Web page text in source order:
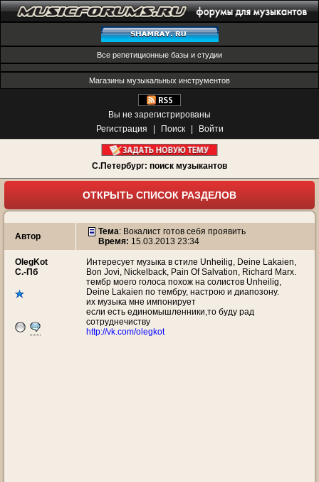
Все репетиционные базы и студии
Магазины музыкальных инструментов
Вы не зарегистрированы
Регистрация
Поиск Войти
С.Петербург: поиск музыкантов
ОТКРЫТЬ СПИСОК РАЗДЕЛОВ
Автор Тема: Вокалист готов себя проявить
Время: 15.03.2013 23:34
OlegKot
С.-Пб
Интересует музыка в стиле Unheilig, Deine Lakaien,
Bon Jovi, Nickelback, Pain Of Salvation, Richard Marx.
тембр моего голоса похож на солистов Unheilig,
Deine Lakaien по тембру, настрою и диапозону.
их музыка мне импонирует
если есть единомышленники,то буду рад
сотруднечиству
http://vk.com/olegkot